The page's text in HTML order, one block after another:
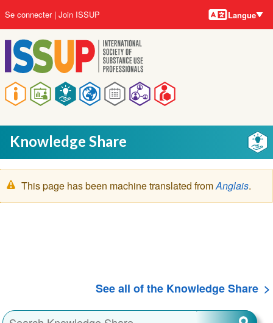
au
contenu
principal
Main
navigation
User
account
menu
Se connecter Join ISSUP Langues
Langue
Knowledge Share
Message
d'avertissement
This page has been machine translated fromAnglais.
See all of the Knowledge Share